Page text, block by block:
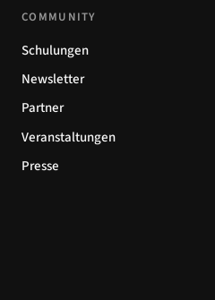
COMMUNITY
Schulungen
Newsletter
Partner
Veranstaltungen
Presse